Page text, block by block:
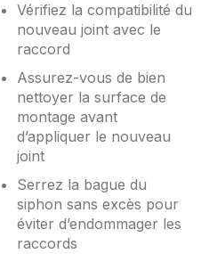
Vérifiez la compatibilité du
nouveau joint avec le
raccord
Assurez-vous de bien
nettoyer la surface de
montage avant
d’appliquer le nouveau
joint
Serrez la bague du
siphon sans excès pour
éviter d’endommager les
raccords